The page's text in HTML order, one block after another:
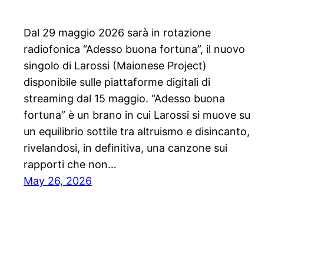
Dal 29 maggio 2026 sarà in rotazione
radiofonica “Adesso buona fortuna”, il nuovo
singolo di Larossi (Maionese Project)
disponibile sulle piattaforme digitali di
streaming dal 15 maggio. “Adesso buona
fortuna” è un brano in cui Larossi si muove su
un equilibrio sottile tra altruismo e disincanto,
rivelandosi, in definitiva, una canzone sui
rapporti che non…
May 26, 2026